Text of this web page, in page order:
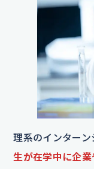
理系のインターン
生が在学中に企